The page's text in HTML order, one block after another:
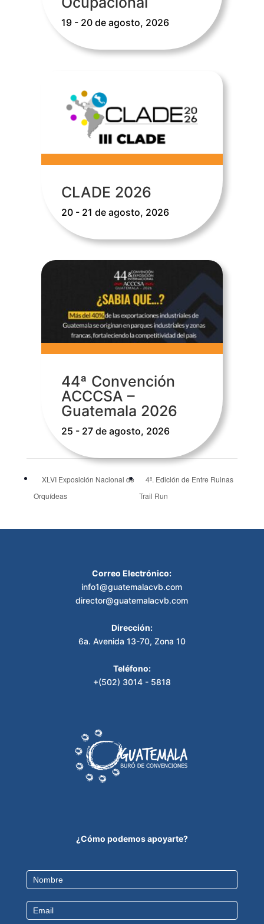
19 - 20 de agosto, 2026
CLADE 2026
20 - 21 de agosto, 2026
44ª Convención
ACCCSA –
Guatemala 2026
25 - 27 de agosto, 2026
XLVI Exposición Nacional de
Orquídeas
4ª. Edición de Entre Ruinas
Trail Run
Correo Electrónico:
info1@guatemalacvb.com
director@guatemalacvb.com
Dirección:
6a. Avenida 13-70, Zona 10
Teléfono:
+(502) 3014 - 5818
¿Cómo podemos apoyarte?
Contact
Us